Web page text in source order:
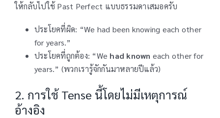
ให้กลับไปใช้ Past Perfect แบบธรรมดาเสมอครับ
ประโยคที่ผิด: “We had been knowing each other
for years.”
ประโยคที่ถูกต้อง: “We had known each other for
years.” (พวกเรารู้จักกันมาหลายปีแล้ว)
2. การใช้ Tense นี้โดยไม่มีเหตุการณ์
อ้างอิง